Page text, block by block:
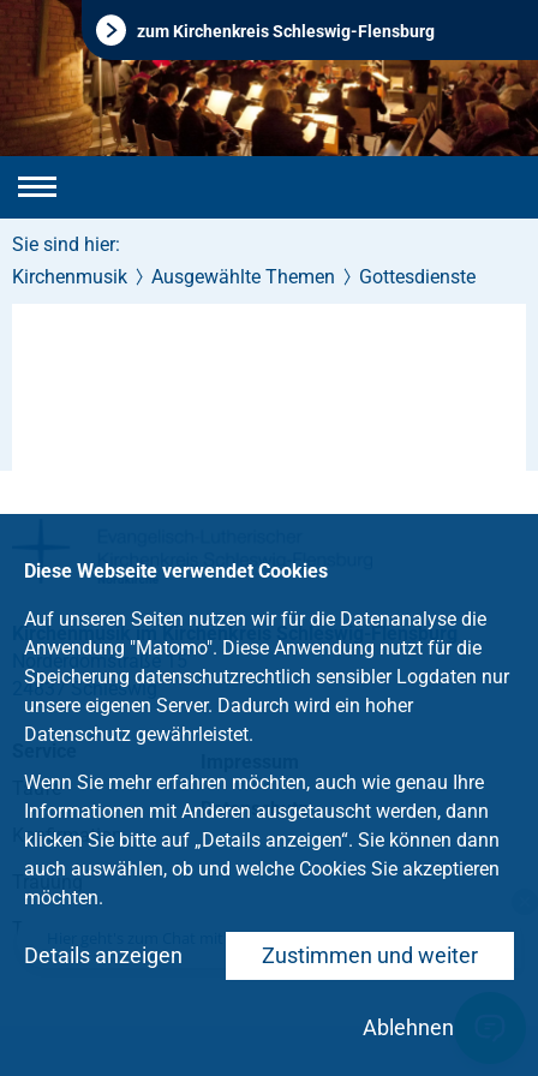
zum Kirchenkreis Schleswig-Flensburg
Sie sind hier:
Kirchenmusik
Ausgewählte Themen Gottesdienste
Kirchenmusik im Kirchenkreis Schleswig-Flensburg
Norderdomstraße 15
24837 Schleswig
Taufe
Konfirmation
Trauung
Datenschutz
Diese Webseite verwendet Cookies
Auf unseren Seiten nutzen wir für die Datenanalyse die
Anwendung "Matomo". Diese Anwendung nutzt für die
Speicherung datenschutzrechtlich sensibler Logdaten nur
unsere eigenen Server. Dadurch wird ein hoher
Datenschutz gewährleistet.
Wenn Sie mehr erfahren möchten, auch wie genau Ihre
Informationen mit Anderen ausgetauscht werden, dann
klicken Sie bitte auf „Details anzeigen“. Sie können dann
auch auswählen, ob und welche Cookies Sie akzeptieren
möchten.
Zustimmen und weiter
Details anzeigen
Ablehnen
Hier geht's zum Chat mit dem Team des Kirchenkreises